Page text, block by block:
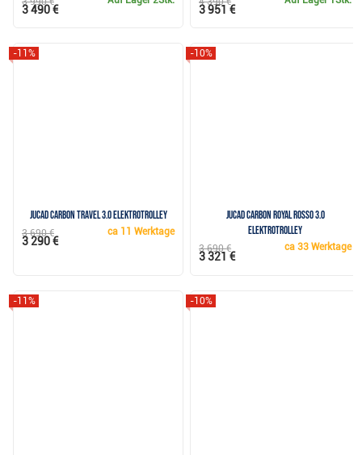
3 490 € 3 951 €
JuCad Carbon Travel 3.0 Elektrotrolley
-11%
ca 11 Werktage
3 690 €
3 290 €
JuCad Carbon Royal Rosso 3.0
Elektrotrolley
-10%
ca33 Werktage
3 690 €
3 321 €
-11% -10%